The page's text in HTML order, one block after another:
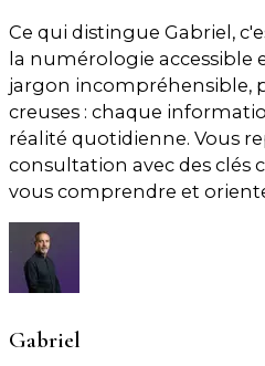
Ce qui distingue Gabriel,
la numérologie accessible
jargon incompréhensible,
creuses : chaque
réalité quotidienne. Vous
consultation avec des clés
vous comprendre et
Gabriel